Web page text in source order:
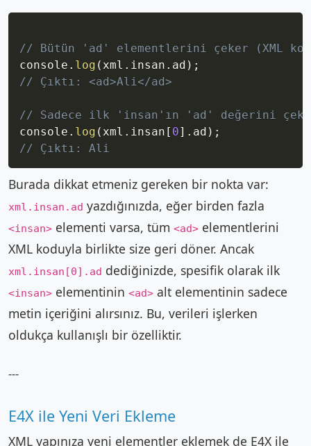
// Bütün 'ad' elementlerini çeker (XML
console . log ( xml . insan . ad ) ;
// Çıktı: <ad>Ali</ad>
// Sadece ilk 'insan'ın 'ad' değerini
console . log ( xml . insan [ 0] . ad ) ;
// Çıktı: Ali
Burada dikkat etmeniz gereken bir nokta var:
xml.insan.ad yazdığınızda, eğer birden fazla
<insan> elementi varsa, tüm <ad> elementlerini
XML koduyla birlikte size geri döner. Ancak
xml.insan[0].ad dediğinizde, spesifik olarak ilk
<insan> elementinin <ad> alt elementinin sadece
metin içeriğini alırsınız. Bu, verileri işlerken
oldukça kullanışlı bir özelliktir.
---
E4X ile Yeni Veri Ekleme
XML yapınıza yeni elementler eklemek de E4X ile